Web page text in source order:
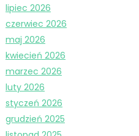
lipiec 2026
czerwiec 2026
maj 2026
kwiecień 2026
marzec 2026
luty 2026
styczeń 2026
grudzień 2025